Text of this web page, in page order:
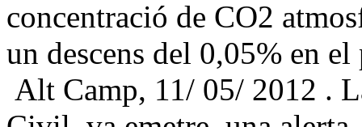
concentració de CO2
un descens del 0,05% en
Alt Camp, 11/ 05/ 2012 .